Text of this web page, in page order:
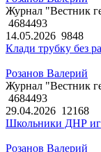
Журнал "Вестник
4684493
14.05.2026 9848
Клади трубку без
Розанов Валерий
Журнал "Вестник
4684493
29.04.2026 12168
Школьники ДНР
Розанов Валерий